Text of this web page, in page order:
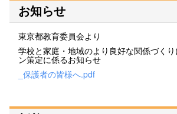
お知らせ
東京都教育委員会より
学校と家庭・地域のより良好な関係づく
ン策定に係るお知らせ
_保護者の皆様へ.pdf